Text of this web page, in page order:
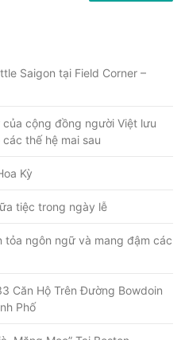
Saigon tại Field Corner –
cộng đồng người Việt lưu
thế hệ mai sau
Kỳ
tiệc trong ngày lễ
tỏa ngôn ngữ và mang đậm các
Căn Hộ Trên Đường Bowdoin
Phố